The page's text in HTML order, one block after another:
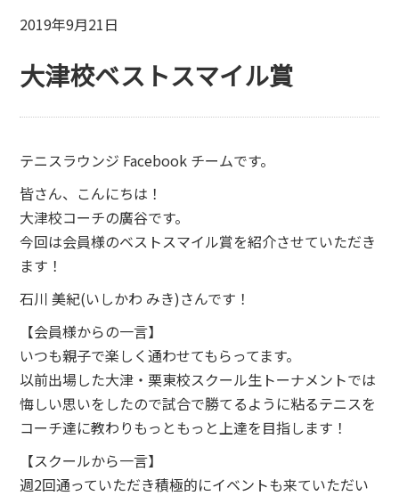
2019年9月21日
大津校ベストスマイル賞
テニスラウンジ Facebook チームです。
皆さん、こんにちは！
大津校コーチの廣谷です。
今回は会員様のベストスマイル賞を紹介させていただき
ます！
石川 美紀(いしかわ みき)さんです！
【会員様からの一言】
いつも親子で楽しく通わせてもらってます。
以前出場した大津・栗東校スクール生トーナメントでは
悔しい思いをしたので試合で勝てるように粘るテニスを
コーチ達に教わりもっともっと上達を目指します！
【スクールから一言】
週2回通っていただき積極的にイベントも来ていただい